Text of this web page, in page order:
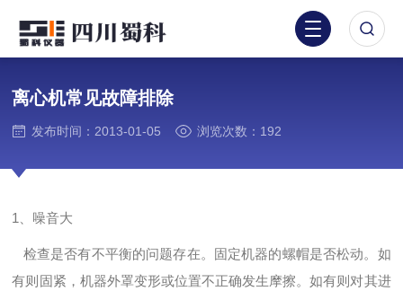
离心机常见故障排除
发布时间：2013-01-05 浏览次数：192
1、噪音大
检查是否有不平衡的问题存在。固定机器的螺帽是否松动。如
有则固紧，机器外罩变形或位置不正确发生摩擦。如有则对其进